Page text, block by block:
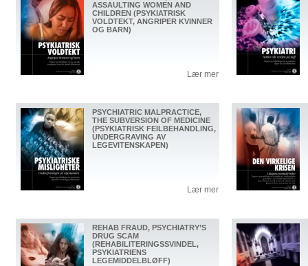
ASSAULTING WOMEN AND
CHILDREN (PSYKIATRISK
VOLDTEKT, ANGRIPER KVINNER
OG BARN)
Lær mer
PSYCHIATRIC MALPRACTICE,
THE SUBVERSION OF MEDICINE
(PSYKIATRISK FEILBEHANDLING,
UNDERGRAVING AV
LEGEVITENSKAPEN)
Lær mer
REHAB FRAUD, PSYCHIATRY’S
DRUG SCAM
(REHABILITERINGSSVINDEL,
PSYKIATRIENS
LEGEMIDDELBLØFF)